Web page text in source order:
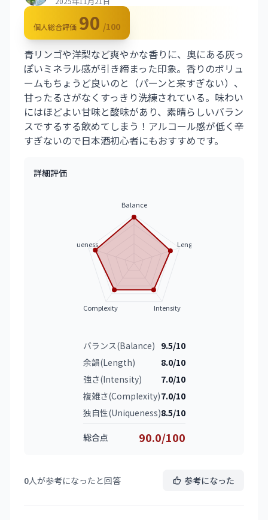
個人総合評価 90 /100
青リンゴや洋梨など爽やかな香りに、奥にある灰っ
ぽいミネラル感が引き締まった印象。香りのボリュ
ームもちょうど良いのと（パーンと来すぎない）、
甘ったるさがなくすっきり洗練されている。味わい
にはほどよい甘味と酸味があり、素晴らしいバラン
スでするする飲めてしまう！アルコール感が低く辛
すぎないので日本酒初心者にもおすすめです。
詳細評価
Balance
Length
Intensity
Complexity
Uniqueness
バランス(Balance) 9.5/10
余韻(Length)
8.0/10
強さ(Intensity)
7.0/10
複雑さ(Complexity)7.0/10
独自性(Uniqueness)8.5/10
総合点 90.0/100
0人が参考になったと回答 参考になった